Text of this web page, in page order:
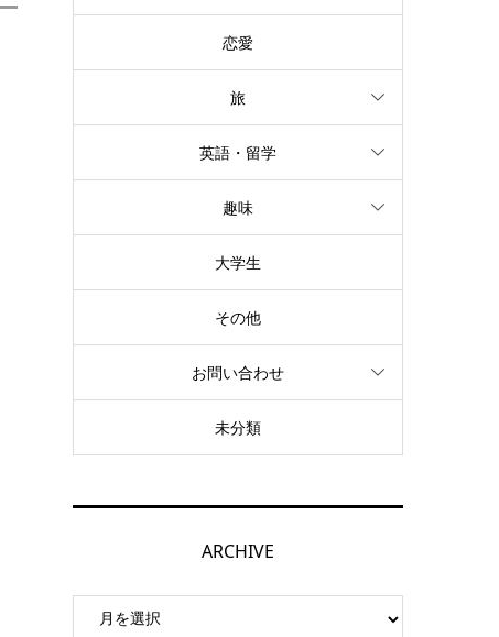
恋愛
旅
英語・留学
趣味
大学生
その他
お問い合わせ
未分類
ARCHIVE